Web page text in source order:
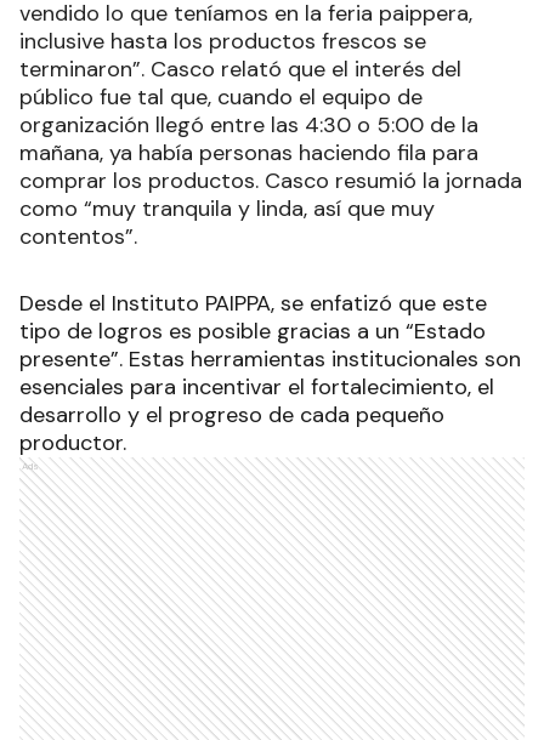
vendido lo que teníamos en la feria paippera,
inclusive hasta los productos frescos se
terminaron”. Casco relató que el interés del
público fue tal que, cuando el equipo de
organización llegó entre las 4:30 o 5:00 de la
mañana, ya había personas haciendo fila para
comprar los productos. Casco resumió la jornada
como “muy tranquila y linda, así que muy
contentos”.
Desde el Instituto PAIPPA, se enfatizó que este
tipo de logros es posible gracias a un “Estado
presente”. Estas herramientas institucionales son
esenciales para incentivar el fortalecimiento, el
desarrollo y el progreso de cada pequeño
productor.
Ads